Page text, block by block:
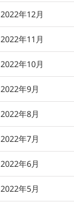
2022年12月
2022年11月
2022年10月
2022年9月
2022年8月
2022年7月
2022年6月
2022年5月